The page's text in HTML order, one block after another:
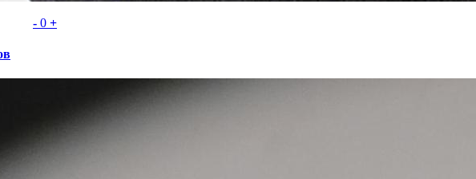
- 0 +